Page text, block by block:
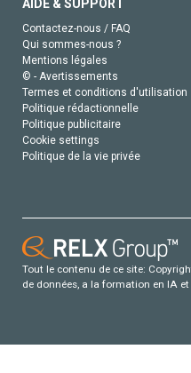
AIDE & SUPPORT
Contactez-nous / FAQ
Qui sommes-nous ?
Mentions légales
© - Avertissements
Termes et conditions d'utilisation
Politique rédactionnelle
Politique publicitaire
Cookie settings
Politique de la vie privée
Tout le contenu de ce site:
de données, a la formation en IA